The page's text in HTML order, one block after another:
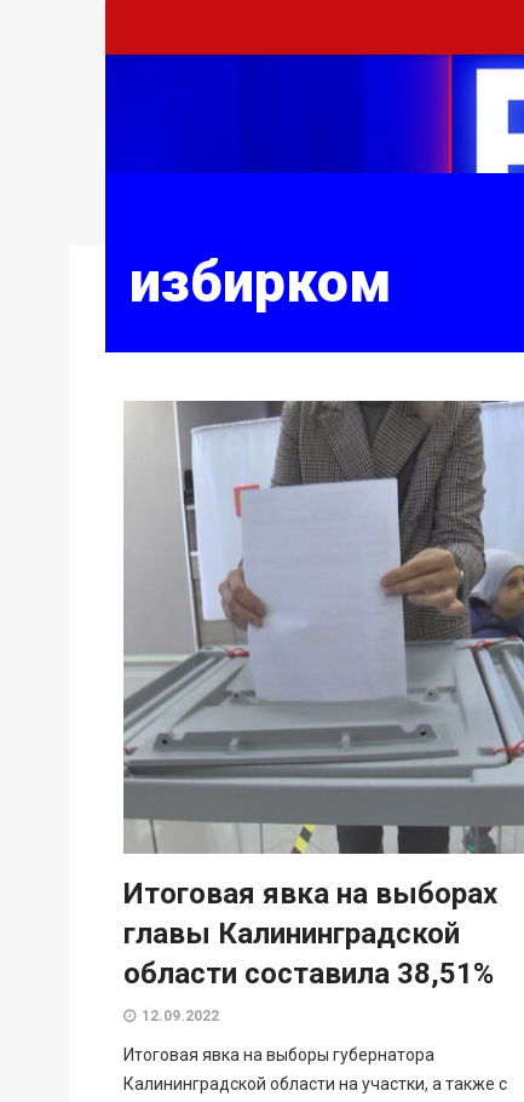
избирком
Итоговая явка на выборах
главы Калининградской
области составила 38,51%
12.09.2022
Итоговая явка на выборы губернатора
Калининградской области на участки, а также с